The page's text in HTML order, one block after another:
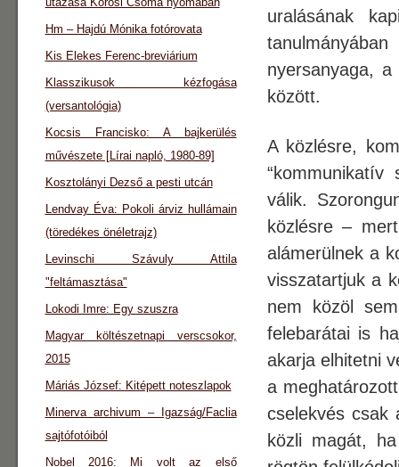
uralásának
nyersanyaga, a
között.
A közlésre,
“kommunikatív
válik.
közlésre –
alámerülnek a
visszatartjuk a
nem közöl
felebarátai is
akarja elhitetni
a
cselekvés csak
közli magát,
Hm – Hajdú Mónika fotórovata
Kis Elekes Ferenc-breviárium
Klasszikusok kézfogása
(versantológia)
Kocsis Francisko: A bajkerülés
művészete [Lírai napló, 1980-89]
Kosztolányi Dezső a pesti utcán
Lendvay Éva: Pokoli árviz hullámain
(töredékes önéletrajz)
Levinschi Szávuly Attila
"feltámasztása"
Lokodi Imre: Egy szuszra
Magyar költészetnapi verscsokor,
2015
Máriás József: Kitépett noteszlapok
Minerva archivum – Igazság/Faclia
sajtófotóiból
Nobel 2016: Mi volt az első